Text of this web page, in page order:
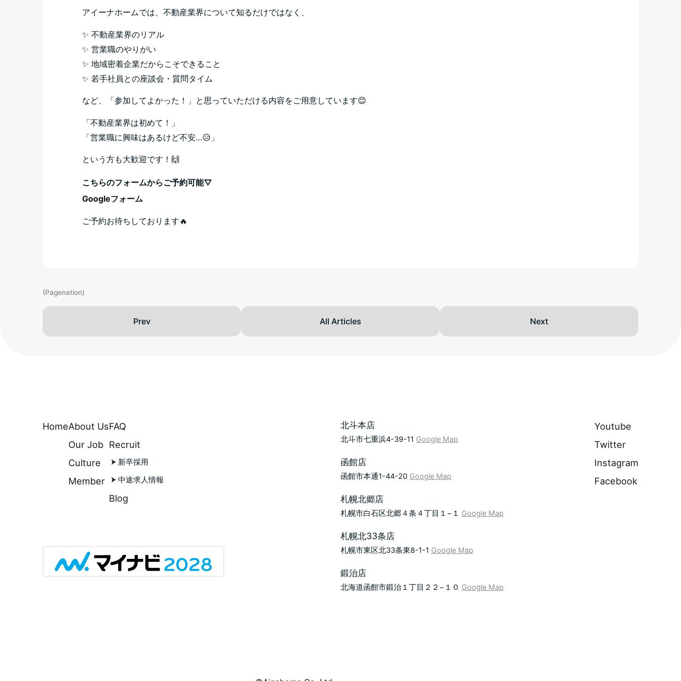
アイーナホームでは、不動産業界について知るだけではなく、
✨ 不動産業界のリアル
✨ 営業職のやりがい
✨ 地域密着企業だからこそできること
✨ 若手社員との座談会・質問タイム
など、「参加してよかった！」と思っていただける内容をご用意しています😊
「不動産業界は初めて！」
「営業職に興味はあるけど不安…😥」
という方も大歓迎です！🙌
こちらのフォームからご予約可能▽
Googleフォーム
ご予約お待ちしております🔥
(Pagenation)
Prev All Articles Next
HomeAbout Us
Our Job
Culture
Member
FAQ
Recruit
新卒採用
中途求人情報
Blog
北斗本店
北斗市七重浜4-39-11 Google Map
函館店
函館市本通1-44-20 Google Map
札幌北郷店
札幌市白石区北郷４条４丁目１−１ Google Map
札幌北33条店
札幌市東区北33条東8-1-1 Google Map
鍛治店
北海道函館市鍛治１丁目２２−１０ Google Map
Youtube
Twitter
Instagram
Facebook